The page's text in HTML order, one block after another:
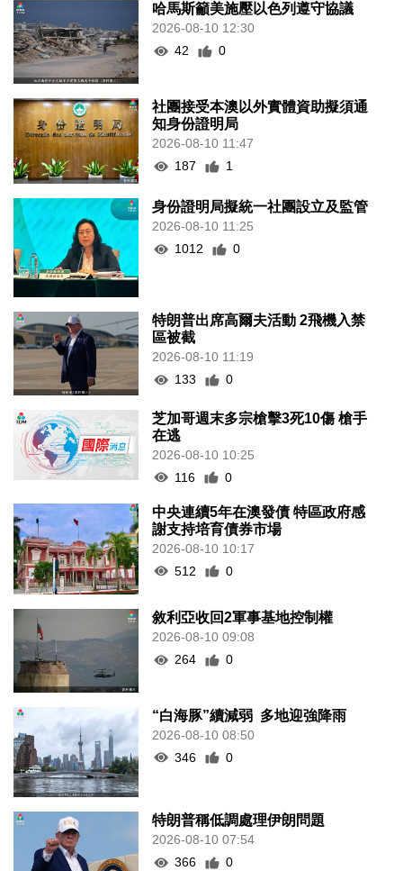
哈馬斯籲美施壓以色列遵守協議
2026-08-10 12:30
42
0
社團接受本澳以外實體資助擬須通
知身份證明局
2026-08-10 11:47
187
1
身份證明局擬統一社團設立及監管
2026-08-10 11:25
1012
0
特朗普出席高爾夫活動 2飛機入禁
區被截
2026-08-10 11:19
133
0
芝加哥週末多宗槍擊3死10傷 槍手
在逃
2026-08-10 10:25
116
0
中央連續5年在澳發債 特區政府感
謝支持培育債券市場
2026-08-10 10:17
512
0
敘利亞收回2軍事基地控制權
2026-08-10 09:08
264
0
“白海豚”續減弱 多地迎強降雨
2026-08-10 08:50
346
0
特朗普稱低調處理伊朗問題
2026-08-10 07:54
366
0